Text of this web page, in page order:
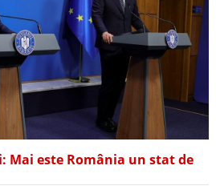
Mai este România un stat de